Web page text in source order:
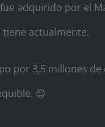
adquirido por el
actualmente.
por 3,5 millones
😉